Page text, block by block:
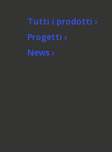
Tutti i prodotti ›
Progetti ›
News ›